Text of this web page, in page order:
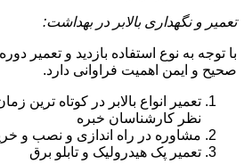
تعمیر و نگهداری بالابر در بهداشت:
با توجه به نوع استفاده بازدید و تعمیر
صحیح و ایمن اهمیت فراوانی دارد.
تعمیر انواع بالابر در کوتاه ترین
نظر کارشناسان خبره
مشاوره در راه اندازی و نصب و
تعمیر پک هیدرولیک و تابلو برق